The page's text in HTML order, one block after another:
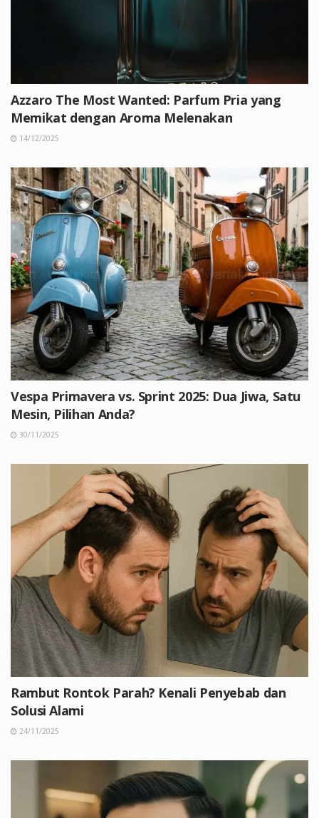
Azzaro The Most Wanted: Parfum Pria yang
Memikat dengan Aroma Melenakan
14/12/2025
Vespa Primavera vs. Sprint 2025: Dua Jiwa, Satu
Mesin, Pilihan Anda?
30/11/2025
Rambut Rontok Parah? Kenali Penyebab dan
Solusi Alami
24/11/2025